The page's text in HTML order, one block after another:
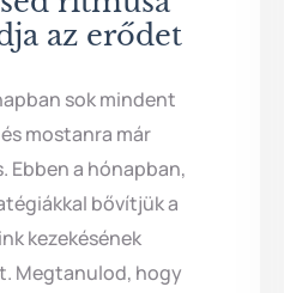
az erődet
sok mindent
mostanra már
Ebben a hónapban,
bővítjük a
kezekésének
Megtanulod, hogy